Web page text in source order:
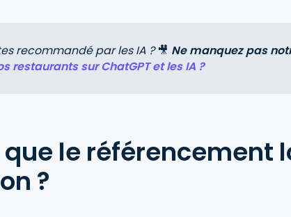
recommandé par les IA ?🎥 Ne manquez pas
restaurants sur ChatGPT et les IA ?
le référencement
?